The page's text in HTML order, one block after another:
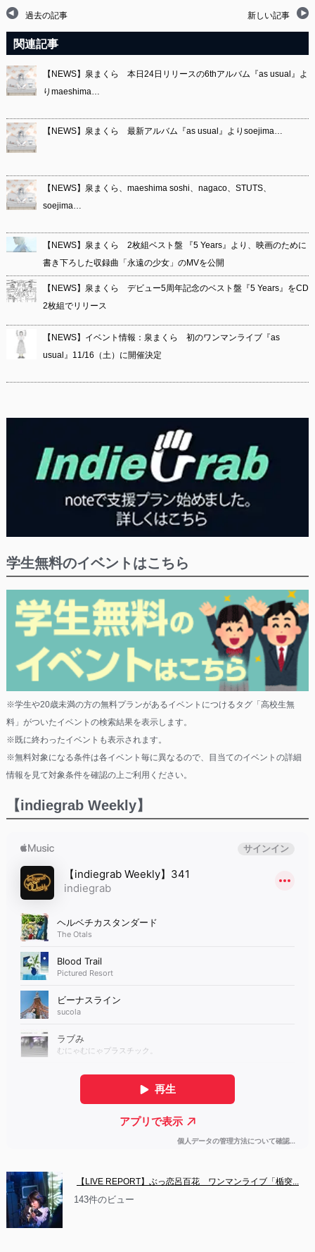
過去の記事 新しい記事
関連記事
【NEWS】泉まくら 本日24日リリースの6thアルバム『as usual』よ
りmaeshima…
【NEWS】泉まくら 最新アルバム『as usual』よりsoejima…
【NEWS】泉まくら、maeshima soshi、nagaco、STUTS、
soejima…
【NEWS】泉まくら 2枚組ベスト盤 『5 Years』より、映画のために
書き下ろした収録曲「永遠の少女」のMVを公開
【NEWS】泉まくら デビュー5周年記念のベスト盤『5 Years』をCD
2枚組でリリース
【NEWS】イベント情報：泉まくら 初のワンマンライブ『as
usual』11/16（土）に開催決定
学生無料のイベントはこちら
※学生や20歳未満の方の無料プランがあるイベントにつけるタグ「高校生無
料」がついたイベントの検索結果を表示します。
※既に終わったイベントも表示されます。
※無料対象になる条件は各イベント毎に異なるので、目当てのイベントの詳細
情報を見て対象条件を確認の上ご利用ください。
【indiegrab Weekly】
【LIVE REPORT】ぶっ恋呂百花　ワンマンライブ「楯突...
143件のビュー